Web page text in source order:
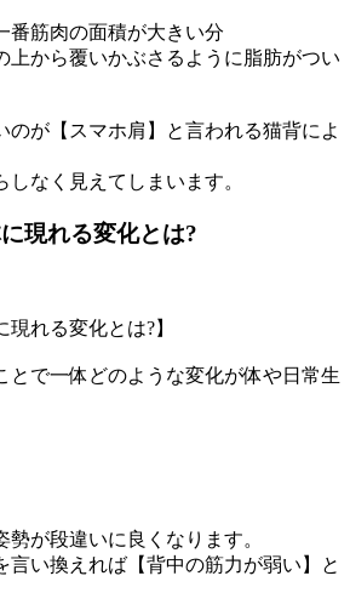
番筋肉の面積が大きい分
上から覆いかぶさるように脂肪がつい
のが【スマホ肩】と言われる猫背によ
なく見えてしまいます。
現れる変化とは?
現れる変化とは?】
とで一体どのような変化が体や日常生
が段違いに良くなります。
言い換えれば【背中の筋力が弱い】と